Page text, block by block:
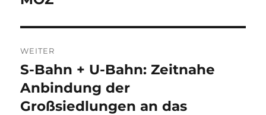
WEITER
Nächster
Beitrag:
S-Bahn + U-Bahn: Zeitnahe
Anbindung der
Großsiedlungen an das